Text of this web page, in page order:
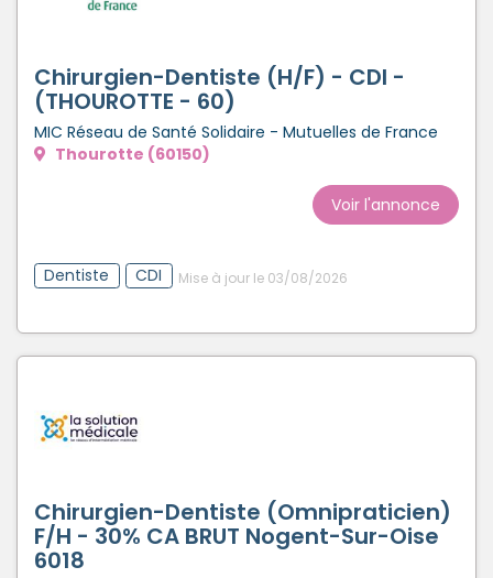
Chirurgien-Dentiste (H/F) - CDI -
(THOUROTTE - 60)
MIC Réseau de Santé Solidaire - Mutuelles de France
Thourotte (60150)
Voir l'annonce
Dentiste CDI Mise à jour le 03/08/2026
Chirurgien-Dentiste (Omnipraticien)
F/H - 30% CA BRUT Nogent-Sur-Oise
6018